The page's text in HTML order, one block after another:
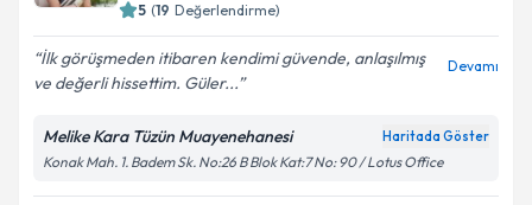
5 (19 Değerlendirme)
İlk görüşmeden itibaren kendimi güvende, anlaşılmış
ve değerli hissettim. Güler...
Devamı
Melike Kara Tüzün Muayenehanesi Haritada Göster
Konak Mah. 1. Badem Sk. No:26 B Blok Kat:7 No: 90 / Lotus Office